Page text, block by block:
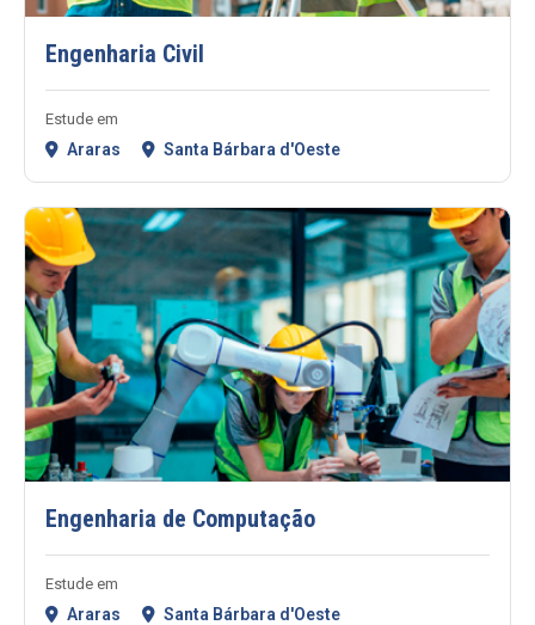
Engenharia Civil
Estude em
Araras Santa Bárbara d'Oeste
Engenharia de Computação
Estude em
Araras Santa Bárbara d'Oeste